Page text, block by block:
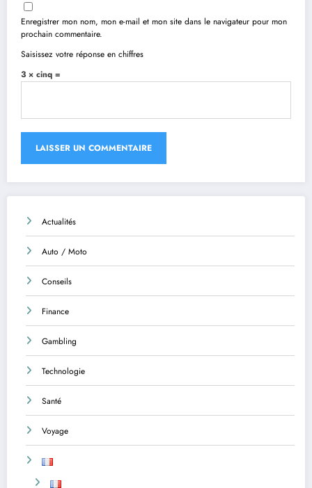
Enregistrer mon nom, mon e-mail et mon site dans le navigateur pour mon
prochain commentaire.
Saisissez votre réponse en chiffres
3 × cinq =
Actualités
Auto / Moto
Conseils
Finance
Gambling
Technologie
Santé
Voyage